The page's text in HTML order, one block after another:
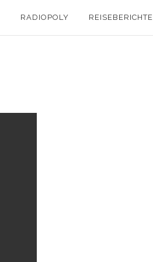
RADIOPOLY REISEBERICHTE